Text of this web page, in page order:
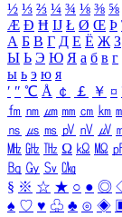
½ ⅓ ⅔ ¼ ¾ ⅛ ⅜ ⅝
Æ Ð Ħ Ĳ Ł Ø Œ Þ
А Б В Г Д Е Ё Ж З
Ы Ь Э Ю Я а б в г
ы ь э ю я
′ ″ ℃ Å ￠ ￡ ￥ ¤
㎙ ㎚ ㎛ ㎜ ㎝ ㎞
㎱ ㎲ ㎳ ㎴ ㎵ ㎶
㎒ ㎓ ㎔ Ω ㏀ ㏁
㏃ ㏉ ㏜ ㏆
§ ※ ☆ ★ ○ ● ◎
♠ ♡ ♥ ♧ ♣ ⊙ ◈